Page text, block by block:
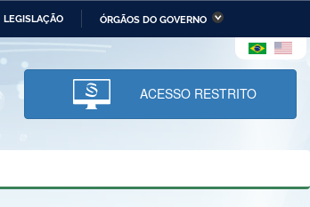
LEGISLAÇÃO ÓRGÃOS DO GOVERNO
Ministério da Infraestrutura
Ministério da Ciência,
Tecnologia, Inovações e
Comunicações
ACESSO RESTRITO